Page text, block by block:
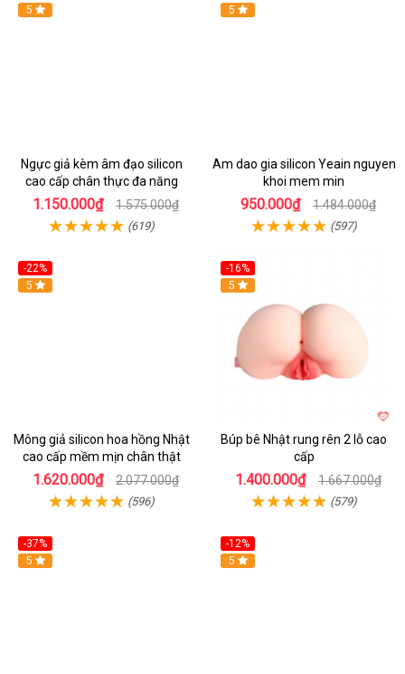
5
Ngực giả kèm âm đạo silicon
cao cấp chân thực đa năng
1.150.000₫ 1.575.000₫
(619)
Hot
5
Am dao gia silicon Yeain nguyen
khoi mem min
950.000₫ 1.484.000₫
(597)
-22%
5
Mông giả silicon hoa hồng Nhật
cao cấp mềm mịn chân thật
1.620.000₫ 2.077.000₫
(596)
-16%
Hot
5
Búp bê Nhật rung rên 2 lỗ cao
cấp
1.400.000₫ 1.667.000₫
(579)
-37%
Hot
5
-12%
Hot
5